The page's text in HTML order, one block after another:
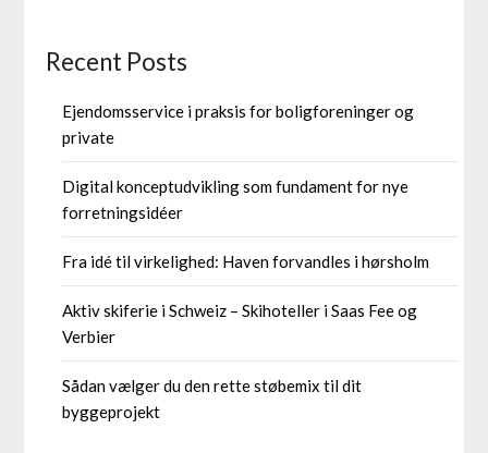
Recent Posts
Ejendomsservice i praksis for boligforeninger og
private
Digital konceptudvikling som fundament for nye
forretningsidéer
Fra idé til virkelighed: Haven forvandles i hørsholm
Aktiv skiferie i Schweiz – Skihoteller i Saas Fee og
Verbier
Sådan vælger du den rette støbemix til dit
byggeprojekt